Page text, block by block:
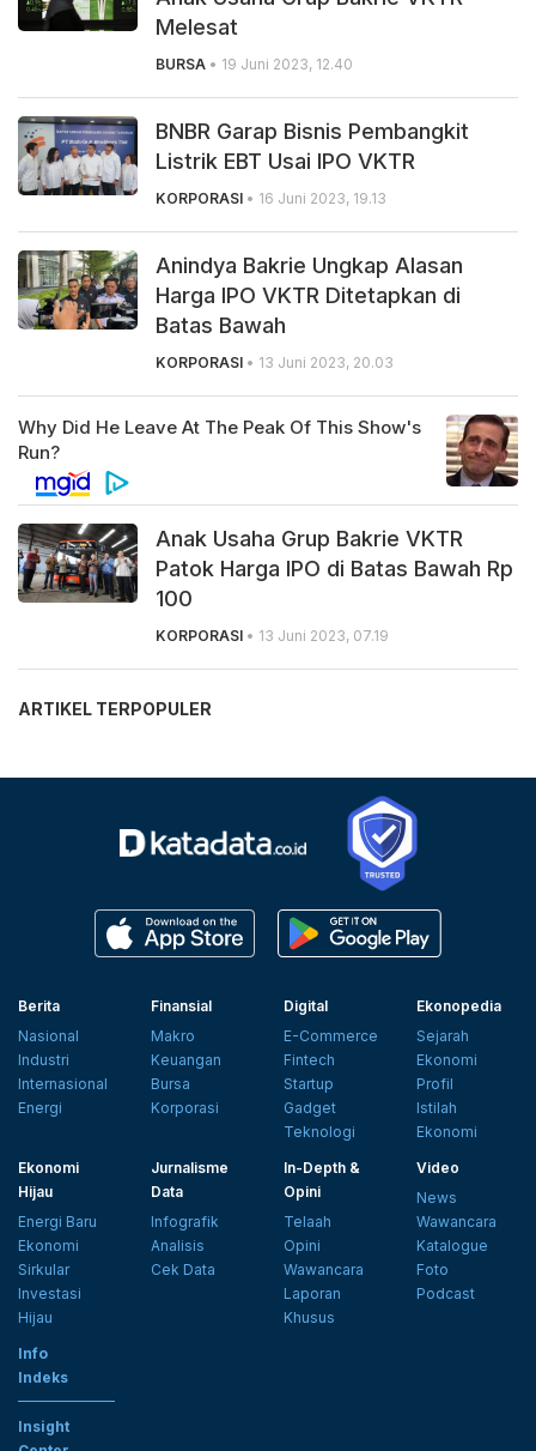
Melesat
BURSA • 19 Juni 2023, 12.40
BNBR Garap Bisnis Pembangkit
Listrik EBT Usai IPO VKTR
KORPORASI • 16 Juni 2023, 19.13
Anindya Bakrie Ungkap Alasan
Harga IPO VKTR Ditetapkan di
Batas Bawah
KORPORASI • 13 Juni 2023, 20.03
Anak Usaha Grup Bakrie VKTR
Patok Harga IPO di Batas Bawah Rp
100
KORPORASI • 13 Juni 2023, 07.19
ARTIKEL TERPOPULER
Berita
Nasional
Industri
Internasional
Energi
Finansial
Makro
Keuangan
Bursa
Korporasi
Digital
E-Commerce
Fintech
Startup
Gadget
Teknologi
Ekonopedia
Sejarah
Ekonomi
Profil
Istilah
Ekonomi
Ekonomi
Hijau
Energi Baru
Ekonomi
Sirkular
Investasi
Hijau
Jurnalisme
Data
Infografik
Analisis
Cek Data
In-Depth &
Opini
Telaah
Opini
Wawancara
Laporan
Khusus
Video
News
Wawancara
Katalogue
Foto
Podcast
Info
Indeks
Insight